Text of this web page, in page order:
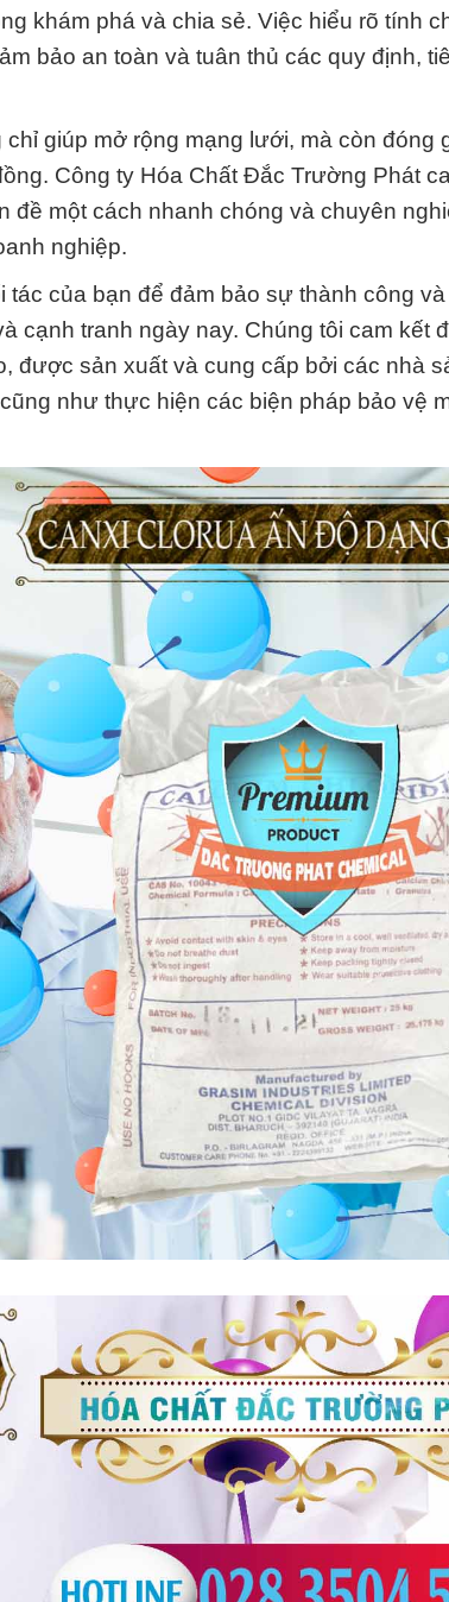
khám phá và chia sẻ. Việc hiểu rõ tính
bảo an toàn và tuân thủ các quy định,
giúp mở rộng mạng lưới, mà còn đóng
Công ty Hóa Chất Đắc Trường Phát
đề một cách nhanh chóng và chuyên
nghiệp.
của bạn để đảm bảo sự thành công và
cạnh tranh ngày nay. Chúng tôi cam kết
được sản xuất và cung cấp bởi các nhà
như thực hiện các biện pháp bảo vệ